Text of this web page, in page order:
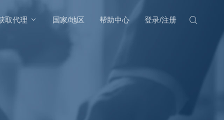
取代理 国家/地区 帮助中心 登录/注册